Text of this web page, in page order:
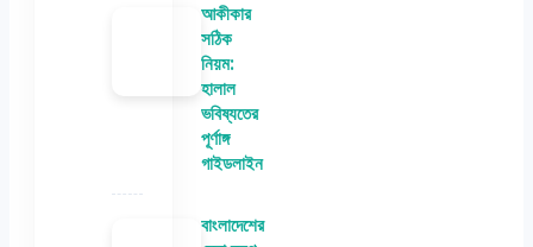
আকীকার
সঠিক
নিয়ম:
হালাল
ভবিষ্যতের
পূর্ণাঙ্গ
গাইডলাইন
বাংলাদেশের